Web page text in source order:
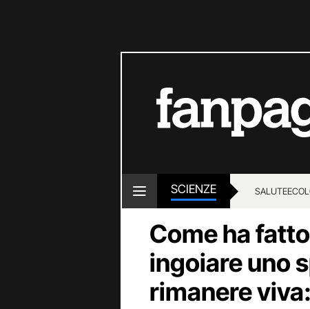
SCIENZE SALUTE
Come ha
ingoiare uno
rimanere